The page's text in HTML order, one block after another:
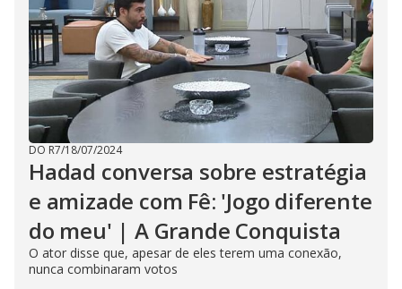
DO R7/18/07/2024
Hadad conversa sobre estratégia
e amizade com Fê: 'Jogo diferente
do meu' | A Grande Conquista
O ator disse que, apesar de eles terem uma conexão,
nunca combinaram votos